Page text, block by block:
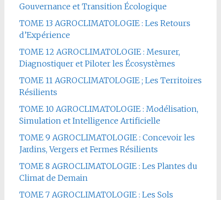
Gouvernance et Transition Écologique
TOME 13 AGROCLIMATOLOGIE : Les Retours
d’Expérience
TOME 12 AGROCLIMATOLOGIE : Mesurer,
Diagnostiquer et Piloter les Écosystèmes
TOME 11 AGROCLIMATOLOGIE ; Les Territoires
Résilients
TOME 10 AGROCLIMATOLOGIE : Modélisation,
Simulation et Intelligence Artificielle
TOME 9 AGROCLIMATOLOGIE : Concevoir les
Jardins, Vergers et Fermes Résilients
TOME 8 AGROCLIMATOLOGIE : Les Plantes du
Climat de Demain
TOME 7 AGROCLIMATOLOGIE : Les Sols